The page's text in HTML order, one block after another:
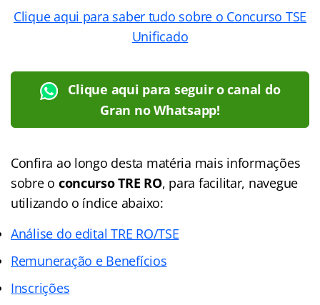
Clique aqui para saber tudo sobre o Concurso TSE
Unificado
Clique aqui para seguir o canal do
Gran no Whatsapp!
Confira ao longo desta matéria mais informações
sobre o concurso TRE RO, para facilitar, navegue
utilizando o índice abaixo:
Análise do edital TRE RO/TSE
Remuneração e Benefícios
Inscrições